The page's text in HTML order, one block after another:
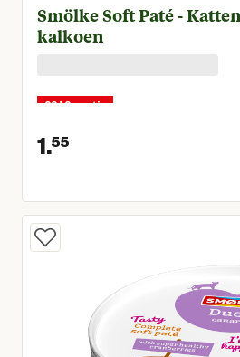
Smölke Soft Paté -
kalkoen
22+2 gratis
1.55
Huidige prijs €